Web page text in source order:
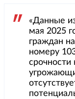
«Данные
мая 2025
граждан
номеру
срочности